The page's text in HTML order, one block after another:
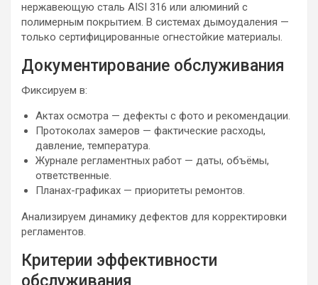
нержавеющую сталь AISI 316 или алюминий с
полимерным покрытием. В системах дымоудаления —
только сертифицированные огнестойкие материалы.
Документирование обслуживания
Фиксируем в:
Актах осмотра — дефекты с фото и рекомендации.
Протоколах замеров — фактические расходы,
давление, температура.
Журнале регламентных работ — даты, объёмы,
ответственные.
Планах-графиках — приоритеты ремонтов.
Анализируем динамику дефектов для корректировки
регламентов.
Критерии эффективности
обслуживания